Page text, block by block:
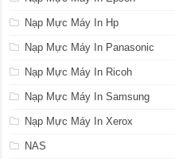
Nạp Mực Máy In Hp
Nạp Mực Máy In Panasonic
Nạp Mực Máy In Ricoh
Nạp Mực Máy In Samsung
Nạp Mực Máy In Xerox
NAS